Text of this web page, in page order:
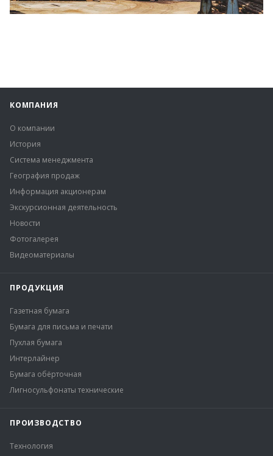
КОМПАНИЯ
О компании
История
Система менеджмента
География продаж
Информация акционерам
Экскурсионная деятельность
Новости
Фотогалерея
Видеоматериалы
ПРОДУКЦИЯ
Газетная бумага
Бумага для письма и печати
Пухлая бумага
Интерлайнер
Бумага обёрточная
Лигносульфонаты технические
ПРОИЗВОДСТВО
Технология